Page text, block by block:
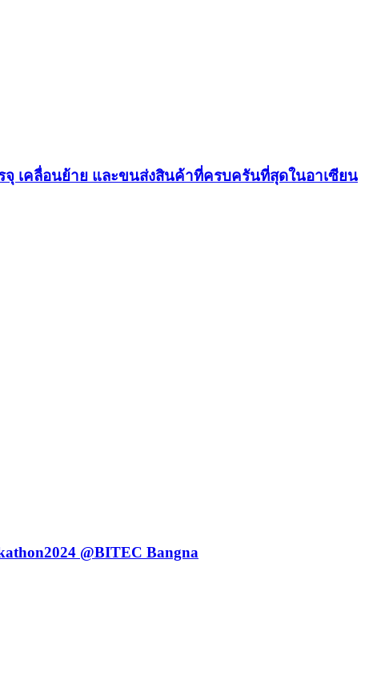
เคลื่อนย้าย และขนส่งสินค้าที่ครบครันที่สุดในอาเซียน
@BITEC Bangna